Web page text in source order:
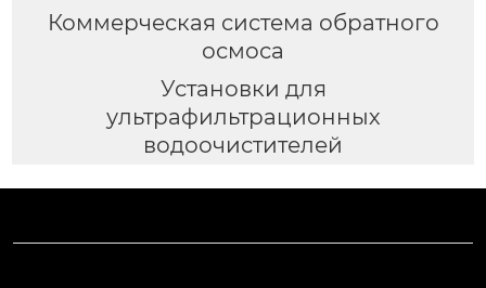
Коммерческая система обратного
осмоса
Установки для
ультрафильтрационных
водоочистителей